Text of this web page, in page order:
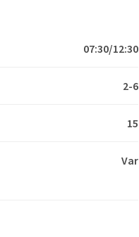
07:30/12:30
2-6
15
Var